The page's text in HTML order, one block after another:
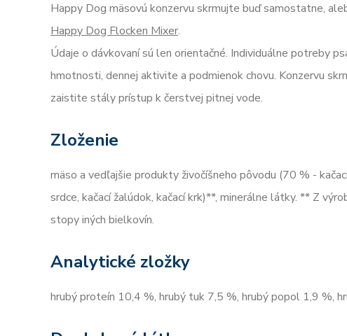
Happy Dog mäsovú konzervu skrmujte buď samostatne,
Happy Dog Flocken Mixer.
Údaje o dávkovaní sú len orientačné. Individuálne potreby
hmotnosti, dennej aktivite a podmienok chovu. Konzervu
zaistite stály prístup k čerstvej pitnej vode.
Zloženie
mäso a vedľajšie produkty živočíšneho pôvodu (70 % -
srdce, kačací žalúdok, kačací krk)**, minerálne látky. ** Z
stopy iných bielkovín.
Analytické zložky
hrubý proteín 10,4 %, hrubý tuk 7,5 %, hrubý popol 1,9 %,